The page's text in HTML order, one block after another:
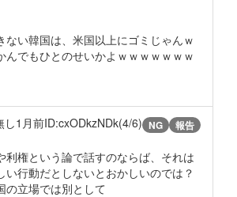
ない韓国は、米国以上にゴミじゃんｗ
んでもひとのせいかよｗｗｗｗｗｗｗ
し1月前ID:cxODkzNDk(4/6) NG 報告
利権という論で話すのならば、それは
い行動だとしないとおかしいのでは？
の立場では別として